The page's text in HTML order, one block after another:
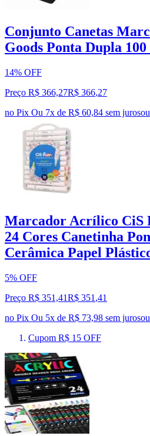
Conjunto Canetas
Goods Ponta Dupla 100
14% OFF
Preço R$ 366,27R$ 366,27
no Pix Ou 7x de R$ 60,84 sem jurosou
Marcador Acrílico CiS
24 Cores Canetinha
Cerâmica Papel
5% OFF
Preço R$ 351,41R$ 351 ,41
no Pix Ou 5x de R$ 73,98 sem jurosou
Cupom R$ 15 OFF